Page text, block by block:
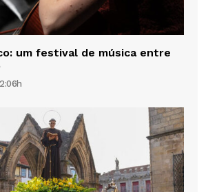
um festival de música entre